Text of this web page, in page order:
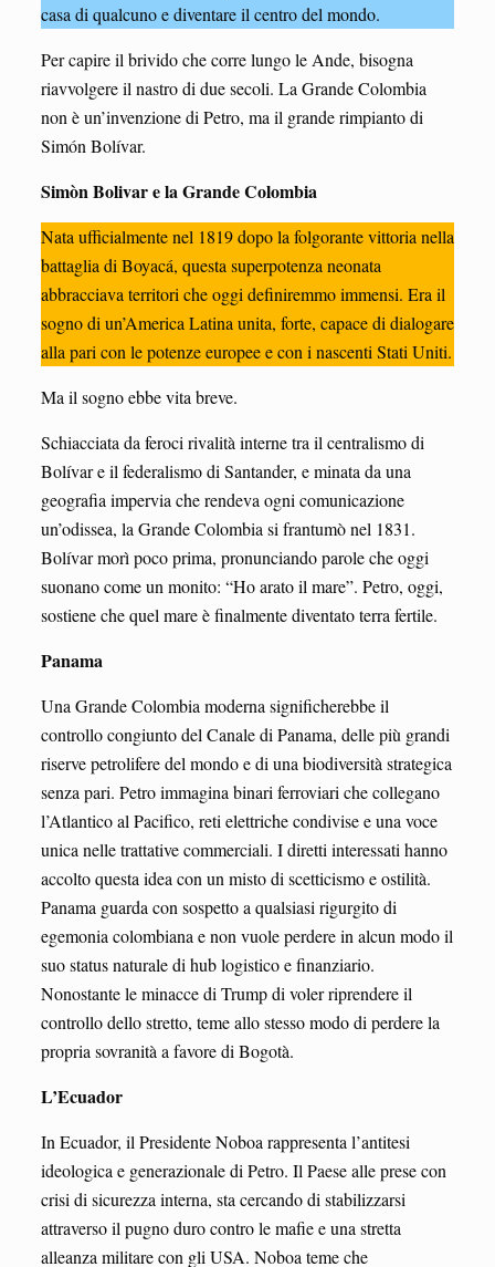
casa di qualcuno e diventare il centro del mondo.
Per capire il brivido che corre lungo le Ande, bisogna
riavvolgere il nastro di due secoli. La Grande Colombia
non è un’invenzione di Petro, ma il grande rimpianto di
Simón Bolívar.
Simòn Bolivar e la Grande Colombia
Nata ufficialmente nel 1819 dopo la folgorante vittoria nella
battaglia di Boyacá, questa superpotenza neonata
abbracciava territori che oggi definiremmo immensi. Era il
sogno di un’America Latina unita, forte, capace di dialogare
alla pari con le potenze europee e con i nascenti Stati Uniti.
Ma il sogno ebbe vita breve.
Schiacciata da feroci rivalità interne tra il centralismo di
Bolívar e il federalismo di Santander, e minata da una
geografia impervia che rendeva ogni comunicazione
un’odissea, la Grande Colombia si frantumò nel 1831.
Bolívar morì poco prima, pronunciando parole che oggi
suonano come un monito: “Ho arato il mare”. Petro, oggi,
sostiene che quel mare è finalmente diventato terra fertile.
Panama
Una Grande Colombia moderna significherebbe il
controllo congiunto del Canale di Panama, delle più grandi
riserve petrolifere del mondo e di una biodiversità strategica
senza pari. Petro immagina binari ferroviari che collegano
l’Atlantico al Pacifico, reti elettriche condivise e una voce
unica nelle trattative commerciali. I diretti interessati hanno
accolto questa idea con un misto di scetticismo e ostilità.
Panama guarda con sospetto a qualsiasi rigurgito di
egemonia colombiana e non vuole perdere in alcun modo il
suo status naturale di hub logistico e finanziario.
Nonostante le minacce di Trump di voler riprendere il
controllo dello stretto, teme allo stesso modo di perdere la
propria sovranità a favore di Bogotà.
L’Ecuador
In Ecuador, il Presidente Noboa rappresenta l’antitesi
ideologica e generazionale di Petro. Il Paese alle prese con
crisi di sicurezza interna, sta cercando di stabilizzarsi
attraverso il pugno duro contro le mafie e una stretta
alleanza militare con gli USA. Noboa teme che